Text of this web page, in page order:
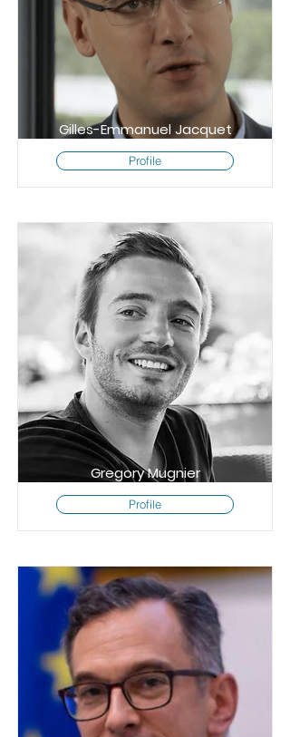
Gilles-Emmanuel Jacquet
Profile
Gregory Mugnier
Profile